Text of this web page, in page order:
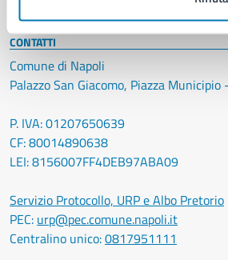
CONTATTI
Comune di Napoli
Palazzo San Giacomo, Piazza
P. IVA: 01207650639
CF: 80014890638
LEI: 8156007FF4DEB97ABA09
Servizio Protocollo, URP e Albo Pretorio
PEC: urp@pec.comune.napoli.it
Centralino unico:0817951111